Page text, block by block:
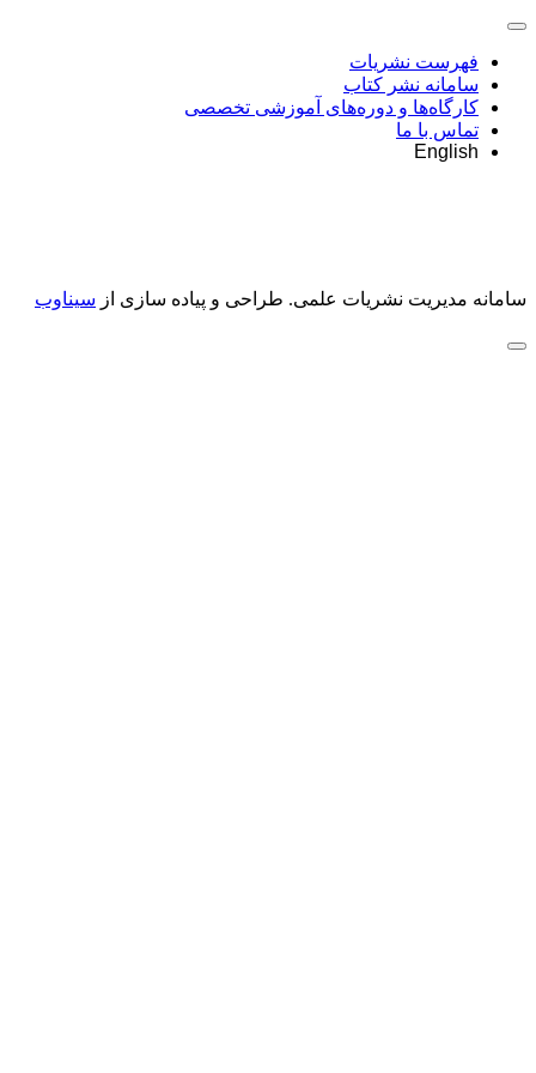
فهرست نشریات
سامانه نشر کتاب
کارگاه‌ها و دوره‌های آموزشی تخصصی
تماس با ما
English
سامانه مدیریت نشریات علمی. طراحی و پیاده سازی از سیناوب